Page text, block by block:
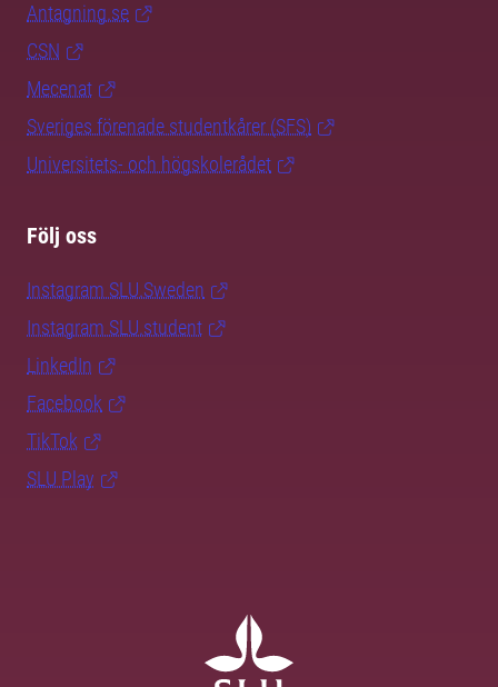
Antagning.se
CSN
Mecenat
Sveriges förenade studentkårer (SFS)
Universitets- och högskolerådet
Följ oss
Instagram SLU.Sweden
Instagram SLU.student
LinkedIn
Facebook
TikTok
SLU Play